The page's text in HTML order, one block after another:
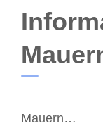
Mauern…